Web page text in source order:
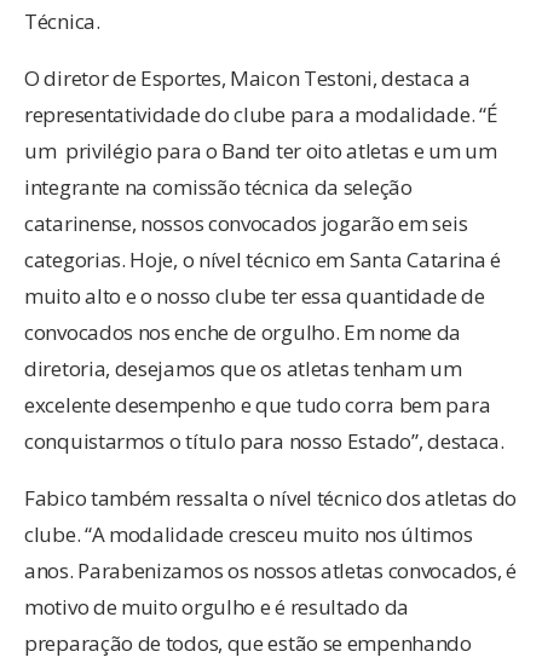
Técnica.
O diretor de Esportes, Maicon Testoni, destaca a
representatividade do clube para a modalidade. “É
um privilégio para o Band ter oito atletas e um um
integrante na comissão técnica da seleção
catarinense, nossos convocados jogarão em seis
categorias. Hoje, o nível técnico em Santa Catarina é
muito alto e o nosso clube ter essa quantidade de
convocados nos enche de orgulho. Em nome da
diretoria, desejamos que os atletas tenham um
excelente desempenho e que tudo corra bem para
conquistarmos o título para nosso Estado”, destaca.
Fabico também ressalta o nível técnico dos atletas do
clube. “A modalidade cresceu muito nos últimos
anos. Parabenizamos os nossos atletas convocados, é
motivo de muito orgulho e é resultado da
preparação de todos, que estão se empenhando